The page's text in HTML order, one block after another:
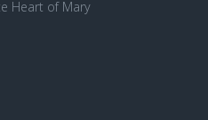
Heart of Mary